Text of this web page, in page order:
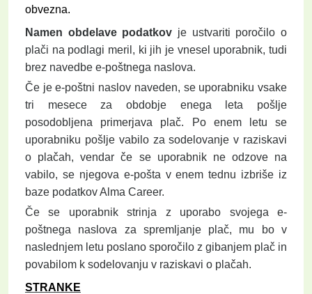
obvezna.
Namen obdelave podatkov je ustvariti poročilo o
plači na podlagi meril, ki jih je vnesel uporabnik, tudi
brez navedbe e-poštnega naslova.
Če je e-poštni naslov naveden, se uporabniku vsake
tri mesece za obdobje enega leta pošlje
posodobljena primerjava plač. Po enem letu se
uporabniku pošlje vabilo za sodelovanje v raziskavi
o plačah, vendar če se uporabnik ne odzove na
vabilo, se njegova e-pošta v enem tednu izbriše iz
baze podatkov Alma Career.
Če se uporabnik strinja z uporabo svojega e-
poštnega naslova za spremljanje plač, mu bo v
naslednjem letu poslano sporočilo z gibanjem plač in
povabilom k sodelovanju v raziskavi o plačah.
STRANKE